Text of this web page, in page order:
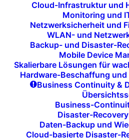
Cloud-Infrastruktur und
Monitoring und
Netzwerksicherheit und
WLAN- und
Backup- und Disaster-
Mobile Device
Skalierbare Lösungen für
Hardware-Beschaffung
Business Continuity &
Business-
Disaster-
Daten-Backup und
Cloud-basierte Disaster-
Prototypensind der
Geschäftsideein ein
Konzept zu
funktionaleund
die es Ihnen
schnell zu testen und